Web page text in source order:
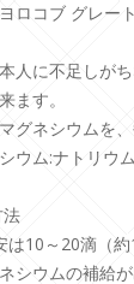
ロコブ グレー
人に不足しが
ます。
グネシウムを
ウム:ナトリウ
は10～20滴（
シウムの補給が